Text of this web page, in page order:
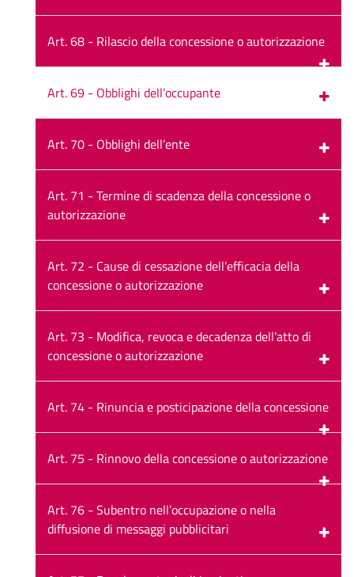
Art. 68 - Rilascio della concessione o autorizzazione
Art. 69 - Obblighi dell’occupante
Art. 70 - Obblighi dell’ente
Art. 71 - Termine di scadenza della concessione o
autorizzazione
Art. 72 - Cause di cessazione dell’efficacia della
concessione o autorizzazione
Art. 73 - Modifica, revoca e decadenza dell’atto di
concessione o autorizzazione
Art. 74 - Rinuncia e posticipazione della concessione
Art. 75 - Rinnovo della concessione o autorizzazione
Art. 76 - Subentro nell’occupazione o nella
diffusione di messaggi pubblicitari